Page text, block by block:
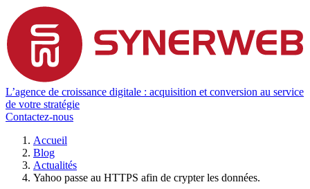
L’agence de croissance digitale : acquisition et conversion au service
de votre stratégie
Contactez-nous
Accueil
Blog
Actualités
Yahoo passe au HTTPS afin de crypter les données.